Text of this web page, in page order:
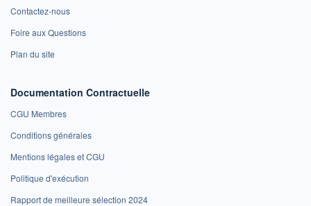
Contactez-nous
Foire aux Questions
Plan du site
Documentation Contractuelle
CGU Membres
Conditions générales
Mentions légales et CGU
Politique d'exécution
Rapport de meilleure sélection 2024